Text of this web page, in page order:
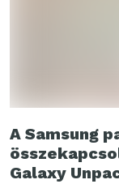
A Samsung
Galaxy